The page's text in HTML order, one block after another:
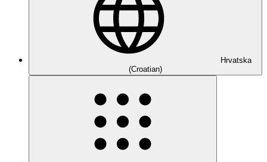
Hrvatska
(Croatian)